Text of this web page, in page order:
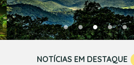
NOTÍCIAS EM DESTAQUE